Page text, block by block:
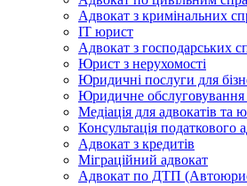
Адвокат з кримінальних
IT юрист
Адвокат з господарських
Юрист з нерухомості
Юридичні послуги для
Юридичне обслуговування
Медіація для адвокатів та
Консультація податкового
Адвокат з кредитів
Міграційний адвокат
Адвокат по ДТП